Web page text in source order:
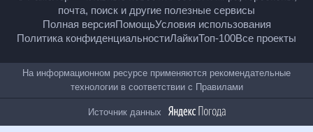
© Рамблер — главные новости России и мира,
гороскопы, почта, поиск и другие полезные сервисы
Полная версияПомощьУсловия использования
Все проекты
На информационном ресурсе применяются
рекомендательные технологии в соответствии с